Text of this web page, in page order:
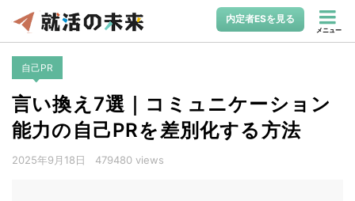
内定者ESを見る
メニュー
自己PR
言い換え7選｜コミュニケーション
能力の自己PRを差別化する方法
2025年9月18日 479480 views